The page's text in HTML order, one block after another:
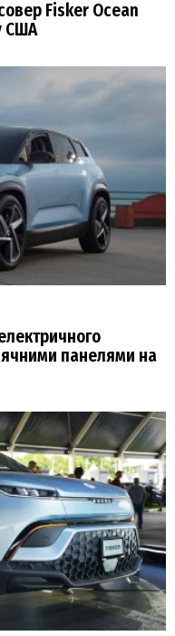
Fisker Ocean
США
панелями на